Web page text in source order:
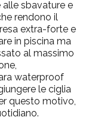
sbavature e
rendono il
extra-forte e
in piscina ma
al massimo
waterproof
le ciglia
questo motivo,